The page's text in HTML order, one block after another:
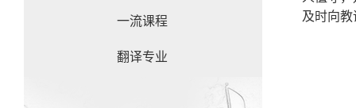
一流课程
翻译专业
及时向